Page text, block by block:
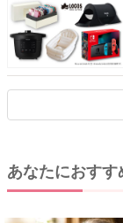
あなたにおす